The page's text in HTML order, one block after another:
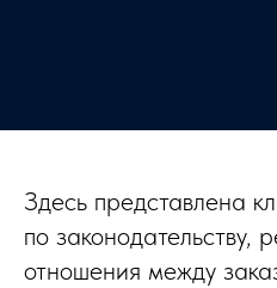
Здесь представлена
по законодательству,
отношения между